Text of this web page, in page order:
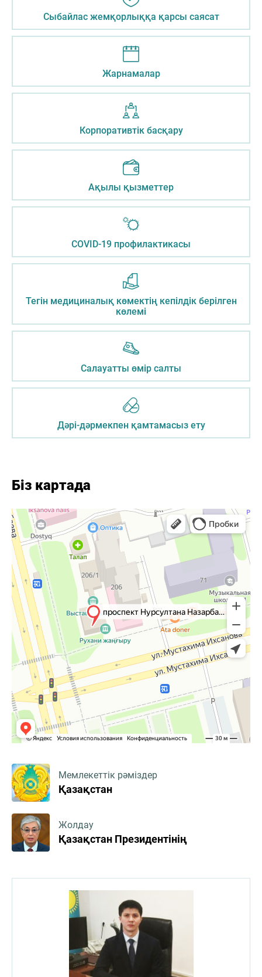
Сыбайлас жемқорлыққа қарсы саясат
Жарнамалар
Корпоративтік басқару
Ақылы қызметтер
COVID-19 профилактикасы
Тегін медициналық көмектің кепілдік берілген
көлемі
Салауатты өмір салты
Дәрі-дәрмекпен қамтамасыз ету
Біз картада
Мемлекеттік рәміздер
Қазақстан
Жолдау
Қазақстан Президентінің